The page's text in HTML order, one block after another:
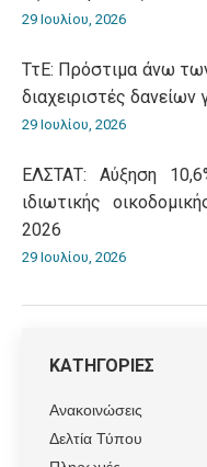
29 Ιουλίου, 2026
ΤτΕ: Πρόστιμα άνω
διαχειριστές δανείων
29 Ιουλίου, 2026
ΕΛΣΤΑΤ: Αύξηση
ιδιωτικής
2026
29 Ιουλίου, 2026
ΚΑΤΗΓΟΡΙΕΣ
Ανακοινώσεις
Δελτία Τύπου